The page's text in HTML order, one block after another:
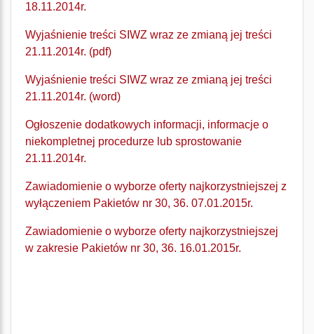
18.11.2014r.
Wyjaśnienie treści SIWZ wraz ze zmianą jej treści
21.11.2014r. (pdf)
Wyjaśnienie treści SIWZ wraz ze zmianą jej treści
21.11.2014r. (word)
Ogłoszenie dodatkowych informacji, informacje o
niekompletnej procedurze lub sprostowanie
21.11.2014r.
Zawiadomienie o wyborze oferty najkorzystniejszej z
wyłączeniem Pakietów nr 30, 36. 07.01.2015r.
Zawiadomienie o wyborze oferty najkorzystniejszej
w zakresie Pakietów nr 30, 36. 16.01.2015r.